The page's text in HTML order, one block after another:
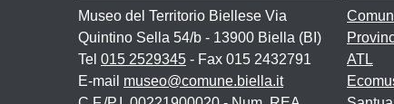
Museo del Territorio Biellese Via
Quintino Sella 54/b - 13900 Biella (BI)
Tel 015 2529345 - Fax 015 2432791
E-mail museo@comune.biella.it
ATL